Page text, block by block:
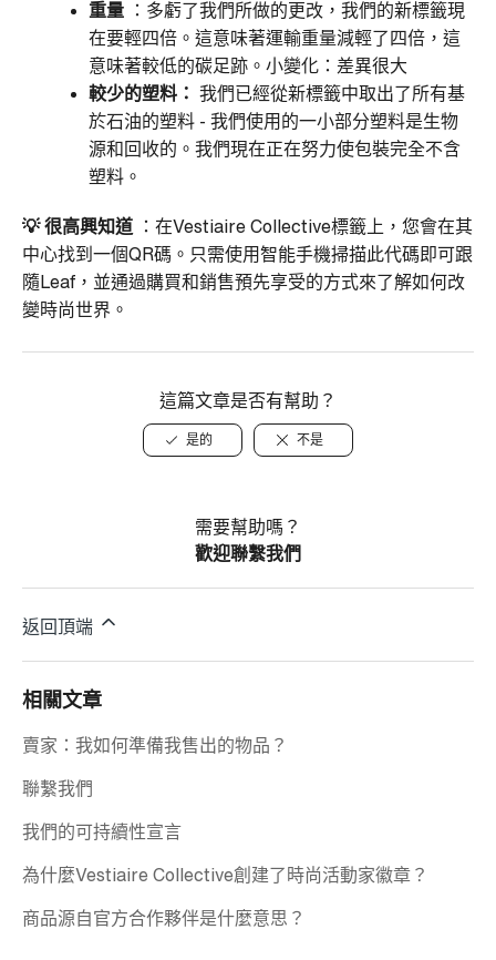
重量 ：多虧了我們所做的更改，我們的新標籤現
在要輕四倍。這意味著運輸重量減輕了四倍，這
意味著較低的碳足跡。小變化：差異很大
較少的塑料：
我們已經從新標籤中取出了所有基
於石油的塑料 - 我們使用的一小部分塑料是生物
源和回收的。我們現在正在努力使包裝完全不含
塑料。
💡很高興知道 ：在Vestiaire Collective標籤上，您會在其
中心找到一個QR碼。只需使用智能手機掃描此代碼即可跟
隨Leaf，並通過購買和銷售預先享受的方式來了解如何改
變時尚世界。
這篇文章是否有幫助？
是的 不是
需要幫助嗎？
歡迎聯繫我們
返回頂端
相關文章
賣家：我如何準備我售出的物品？
聯繫我們
我們的可持續性宣言
為什麼Vestiaire Collective創建了時尚活動家徽章？
商品源自官方合作夥伴是什麼意思？